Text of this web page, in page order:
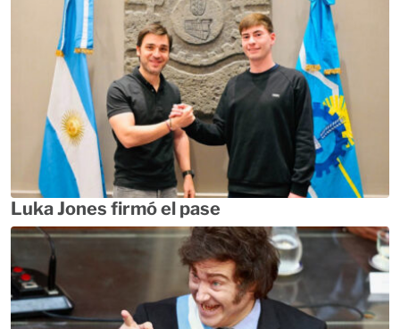
Luka Jones firmó el pase